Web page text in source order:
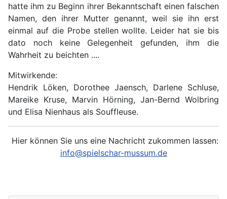
hatte ihm zu Beginn ihrer Bekanntschaft einen falschen
Namen, den ihrer Mutter genannt, weil sie ihn erst
einmal auf die Probe stellen wollte. Leider hat sie bis
dato noch keine Gelegenheit gefunden, ihm die
Wahrheit zu beichten ....
Mitwirkende:
Hendrik Löken, Dorothee Jaensch, Darlene Schluse,
Mareike Kruse, Marvin Hörning, Jan-Bernd Wolbring
und Elisa Nienhaus als Souffleuse.
Hier können Sie uns eine Nachricht zukommen lassen:
info@spielschar-mussum.de